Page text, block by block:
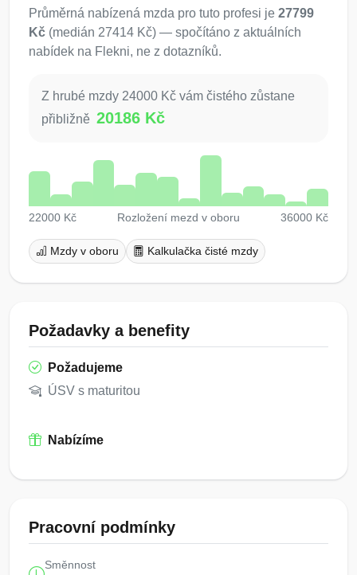
Průměrná nabízená mzda pro tuto profesi je 27799
Kč (medián 27414 Kč) — spočítáno z aktuálních
nabídek na Flekni, ne z dotazníků.
Z hrubé mzdy 24000 Kč vám čistého zůstane
přibližně 20186 Kč
22000 Kč Rozložení mezd v oboru 36000 Kč
Mzdy v oboru Kalkulačka čisté mzdy
Požadavky a benefity
Požadujeme
ÚSV s maturitou
Nabízíme
Pracovní podmínky
Směnnost